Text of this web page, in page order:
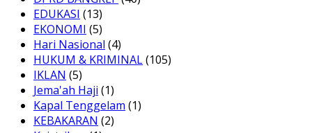
EDUKASI (13)
EKONOMI (5)
Hari Nasional (4)
HUKUM & KRIMINAL(105)
IKLAN (5)
Jema'ah Haji (1)
Kapal Tenggelam (1)
KEBAKARAN (2)